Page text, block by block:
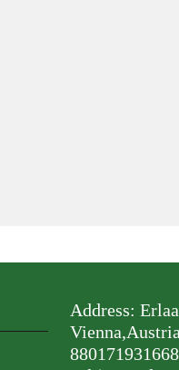
Address: